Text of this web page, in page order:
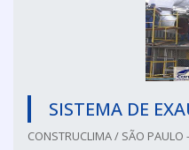
SISTEMA DE
CONSTRUCLIMA / SÃO PAULO